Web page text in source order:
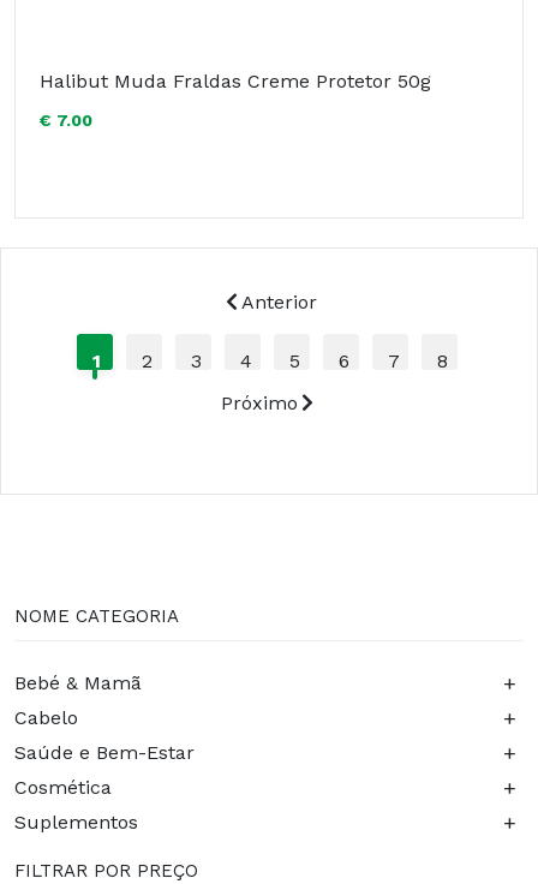
Halibut Muda Fraldas Creme Protetor 50g
€ 7.00
Anterior
1 2 3 4 5 6 7
8
Próximo
NOME CATEGORIA
Bebé & Mamã +
Cabelo +
Saúde e Bem-Estar +
Cosmética +
Suplementos +
FILTRAR POR PREÇO